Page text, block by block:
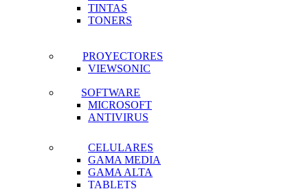
TINTAS
TONERS
PROYECTORES
VIEWSONIC
SOFTWARE
MICROSOFT
ANTIVIRUS
CELULARES
GAMA MEDIA
GAMA ALTA
TABLETS